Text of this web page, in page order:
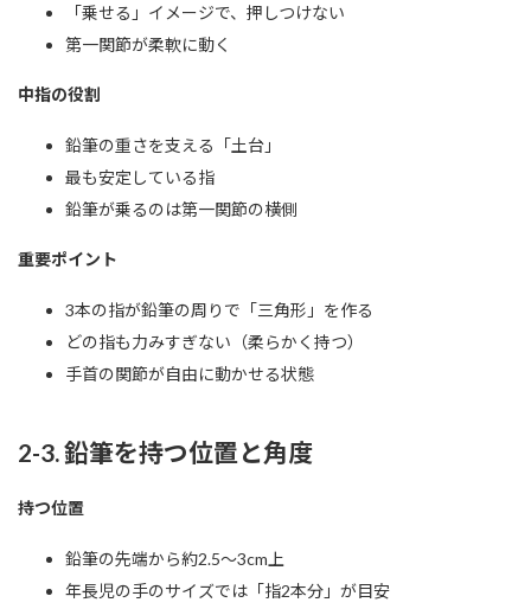
「乗せる」イメージで、押しつけない
第一関節が柔軟に動く
中指の役割
鉛筆の重さを支える「土台」
最も安定している指
鉛筆が乗るのは第一関節の横側
重要ポイント
3本の指が鉛筆の周りで「三角形」を作る
どの指も力みすぎない（柔らかく持つ）
手首の関節が自由に動かせる状態
2-3. 鉛筆を持つ位置と角度
持つ位置
鉛筆の先端から約2.5〜3cm上
年長児の手のサイズでは「指2本分」が目安